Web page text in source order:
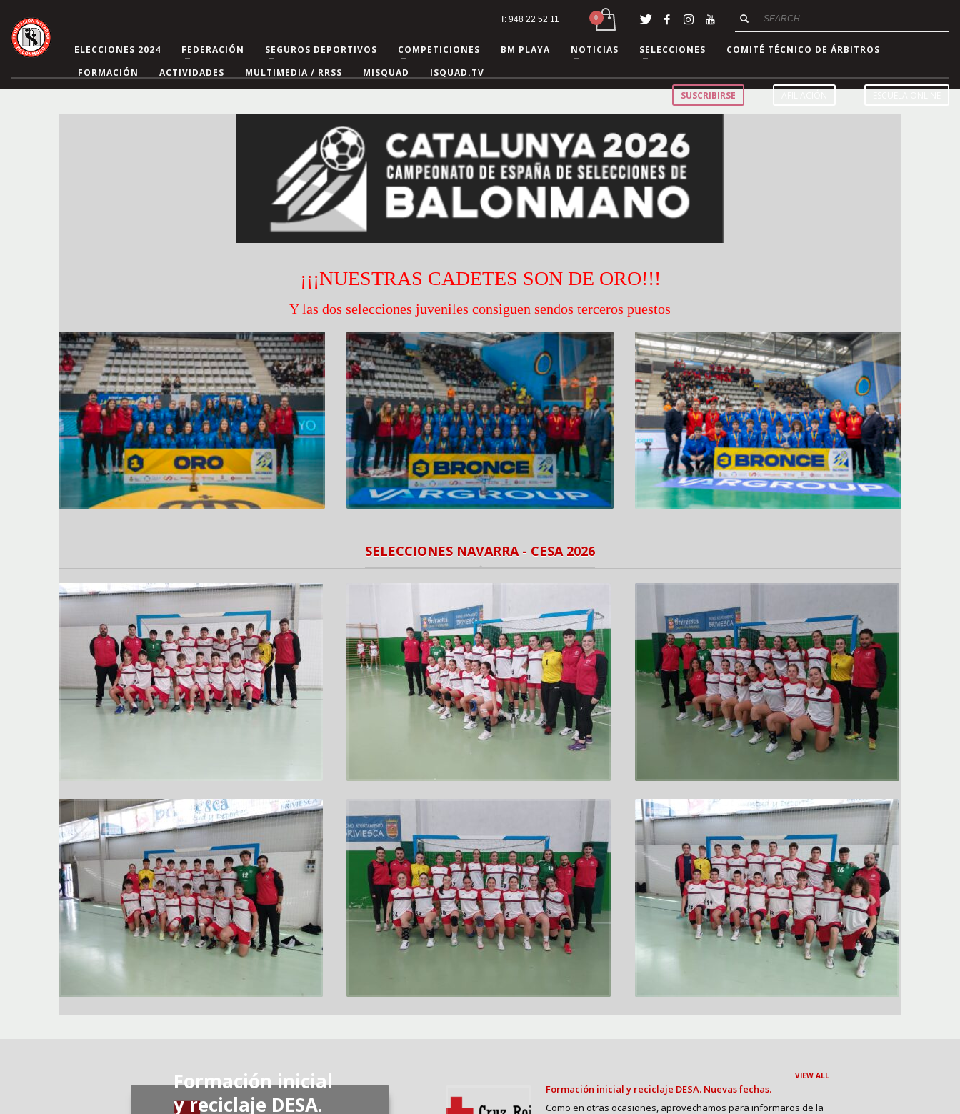
T: 948 22 52 11
ELECCIONES 2024 FEDERACIÓN SEGUROS DEPORTIVOS COMPETICIONES BM PLAYA NOTICIAS SELECCIONES
COMITÉ TÉCNICO DE ÁRBITROS
FORMACIÓN
ACTIVIDADES MULTIMEDIA / RRSS MISQUAD
ISQUAD.TV
SUSCRIBIRSE
¡¡¡NUESTRAS CADETES SON DE ORO!!!
Y las dos selecciones juveniles consiguen sendos terceros puestos
SELECCIONES NAVARRA - CESA 2026
Formación inicial
y reciclaje DESA.
VIEW ALL
Formación inicial y reciclaje DESA. Nuevas fechas.
Como en otras ocasiones, aprovechamos para informaros de la